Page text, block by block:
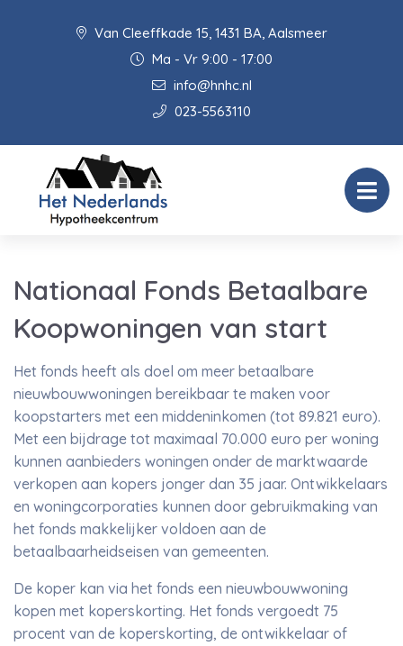
Van Cleeffkade 15, 1431 BA, Aalsmeer
Ma - Vr 9:00 - 17:00
info@hnhc.nl
023-5563110
Nationaal Fonds Betaalbare
Koopwoningen van start
Het fonds heeft als doel om meer betaalbare
nieuwbouwwoningen bereikbaar te maken voor
koopstarters met een middeninkomen (tot 89.821 euro).
Met een bijdrage tot maximaal 70.000 euro per woning
kunnen aanbieders woningen onder de marktwaarde
verkopen aan kopers jonger dan 35 jaar. Ontwikkelaars
en woningcorporaties kunnen door gebruikmaking van
het fonds makkelijker voldoen aan de
betaalbaarheidseisen van gemeenten.
De koper kan via het fonds een nieuwbouwwoning
kopen met koperskorting. Het fonds vergoedt 75
procent van de koperskorting, de ontwikkelaar of